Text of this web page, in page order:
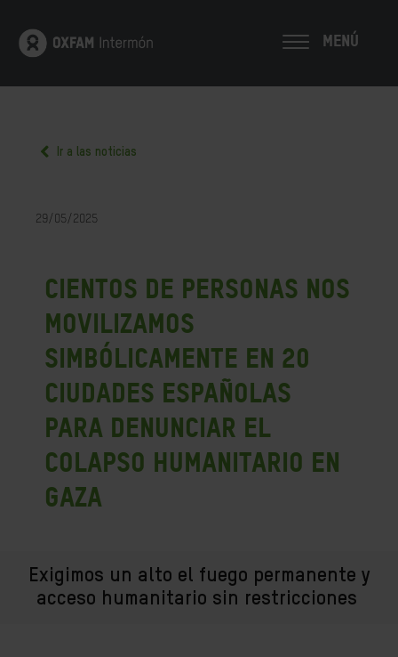
MENÚ
Ir a las noticias
29/05/2025
Cientos de personas nos
movilizamos
simbólicamente en 20
ciudades españolas
para denunciar el
colapso humanitario en
Gaza
Exigimos un alto el fuego permanente y
acceso humanitario sin restricciones